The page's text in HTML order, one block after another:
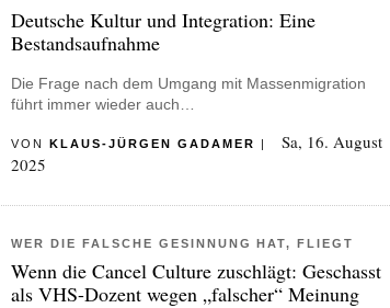
Deutsche Kultur und Integration: Eine
Bestandsaufnahme
Die Frage nach dem Umgang mit Massenmigration
führt immer wieder auch…
VON KLAUS-JÜRGEN GADAMER |
Sa, 16. August
2025
WER DIE FALSCHE GESINNUNG HAT, FLIEGT
Wenn die Cancel Culture zuschlägt: Geschasst
als VHS-Dozent wegen „falscher“ Meinung